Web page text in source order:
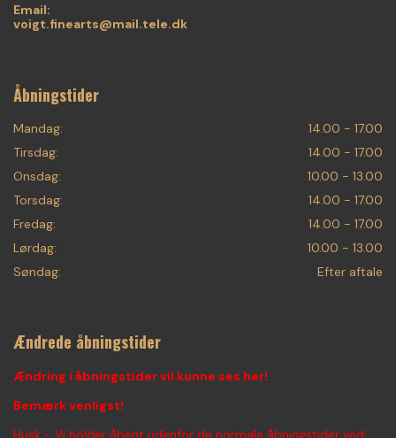
Email:
voigt.finearts@mail.tele.dk
Åbningstider
Mandag:
14.00 - 17.00
Tirsdag:
14.00 - 17.00
Onsdag:
10.00 - 13.00
Torsdag:
14.00 - 17.00
Fredag:
14.00 - 17.00
Lørdag:
10.00 - 13.00
Søndag:
Efter aftale
Ændrede åbningstider
Ændring i åbningstider vil kunne ses her!
Bemærk venligst!
Husk - Vi holder åbent udenfor de normale åbningstider ved